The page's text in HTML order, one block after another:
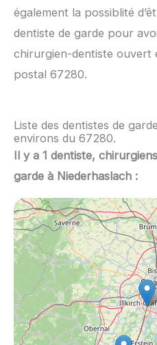
également la possiblité
dentiste de garde pour
chirurgien-dentiste ouvert
postal 67280.
Liste des dentistes de
environs du 67280.
Il y a 1 dentiste,
garde à Niederhaslach :